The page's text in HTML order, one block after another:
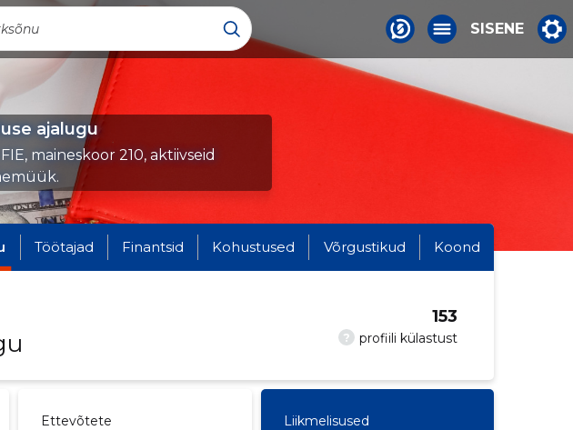
SISENE
ajalugu
maineskoor 210, aktiivseid
Töötajad Finantsid Kohustused Võrgustikud Koond
? profiili külastust
153
Ettevõtete
Liikmelisused